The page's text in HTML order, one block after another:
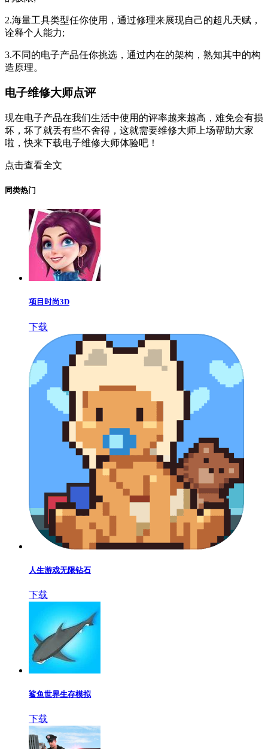
2.海量工具类型任你使用，通过修理来展现自己的超凡天赋，
诠释个人能力;
3.不同的电子产品任你挑选，通过内在的架构，熟知其中的构
造原理。
电子维修大师点评
现在电子产品在我们生活中使用的评率越来越高，难免会有损
坏，坏了就丢有些不舍得，这就需要维修大师上场帮助大家
啦，快来下载电子维修大师体验吧！
点击查看全文
同类热门
项目时尚3D
下载
人生游戏无限钻石
下载
鲨鱼世界生存模拟
下载